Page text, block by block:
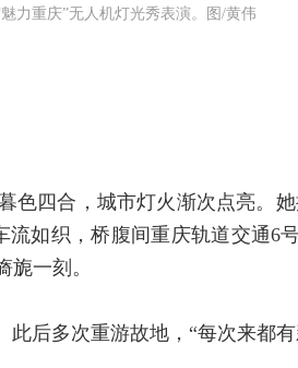
魅力重庆”无人机灯光秀表演。图/黄伟
四合，城市灯火渐次点亮。
如织，桥腹间重庆轨道交通6
一刻。
后多次重游故地，“每次来都有